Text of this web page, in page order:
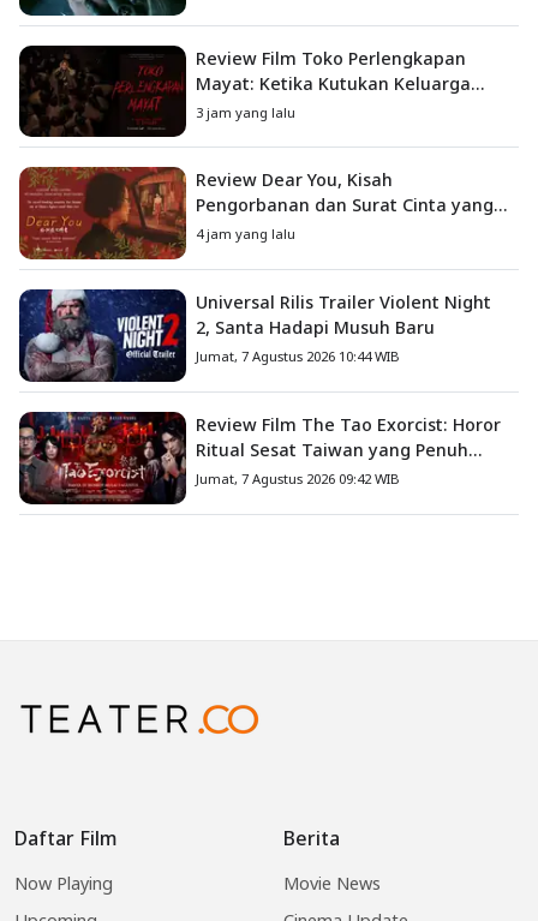
Review Film Toko Perlengkapan
Mayat: Ketika Kutukan Keluarga
Menjadi Sumber Teror yang
3 jam yang lalu
Review Dear You, Kisah
Pengorbanan dan Surat Cinta yang
Menyentuh Hati
4 jam yang lalu
Universal Rilis Trailer Violent Night
2, Santa Hadapi Musuh Baru
Jumat, 7 Agustus 2026 10:44 WIB
Review Film The Tao Exorcist: Horor
Ritual Sesat Taiwan yang Penuh
Misteri dan Teror Psikologis
Jumat, 7 Agustus 2026 09:42 WIB
Daftar Film
Now Playing
Berita
Movie News